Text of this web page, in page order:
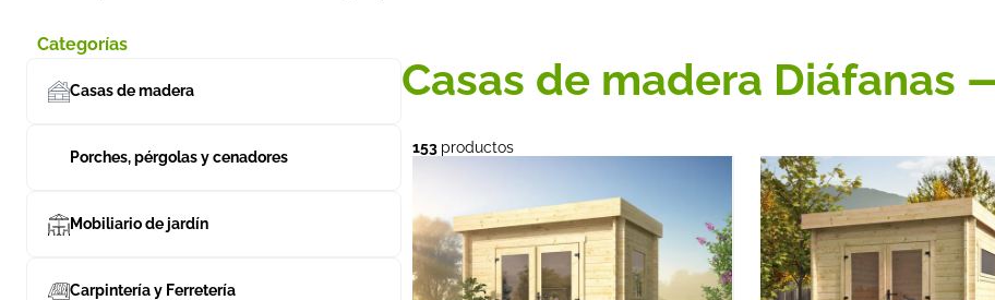
Categorías
Casas de madera
Porches, pérgolas y cenadores
Mobiliario de jardín
Carpintería y Ferretería
Casas de madera Diáfanas
153 productos